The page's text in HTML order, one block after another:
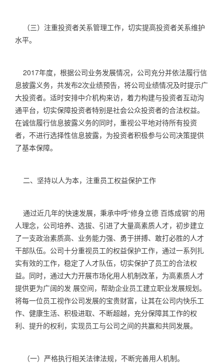
（三）注重投资者关系管理工作，切实提高投资者关系维护
水平。
2017年度，根据公司业务发展情况，公司充分并依法履行信
息披露义务，共发布2次业绩预告，将公司业绩情况及时提示广
大投资者。适时安排中介机构来访，着力构建与投资者互动沟
通平台，切实保障投资者特别是社会公众投资者的合法权益。
在诚信履行信息披露义务的同时，重视公平地对待所有投资
者，不进行选择性信息披露，为投资者积极参与公司决策提供
了基本保障。
二、坚持以人为本，注重员工权益保护工作
通过近几年的快速发展，秉承中呼“修身立德 百炼成钢”的用
人理念，公司培养、选拔、引进了大量高素质人才，初步建立
了一支政治素质高、业务能力强、勇于拼搏、敢打必胜的人才
干部队伍。公司十分重视员工的权益保护工作，通过一系列扎
实有效的工作，稳定了人才队伍，切实保护了员工的合法权
益。同时，通过大力开展市场化用人机制改革，为高素质人才
提供更为广阔的发 展空间，帮助企业员工建立职业发展规划。
将每一位员工视作公司发展的宝贵财富，让其在公司内快乐工
作、健康生活、积极进取、不断超越，充分保障其工作的权
利、提升的权利，实现员工与公司之间的共赢和共同发展。
（一）严格执行相关法律法规，不断完善用人机制。